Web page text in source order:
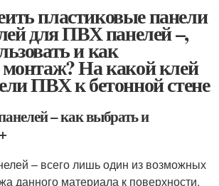
пластиковые панели
для ПВХ панелей –,
и как
монтаж? На какой клей
ПВХ к бетонной стене
– как выбрать и
– всего лишь один из возможных
данного материала к поверхности.